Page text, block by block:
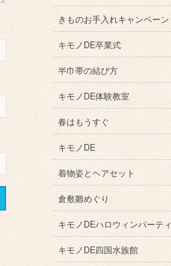
きものお手入れキャンペーン
キモノDE卒業式
半巾帯の結び方
キモノDE体験教室
春はもうすぐ
キモノDE
着物姿とヘアセット
倉敷雛めぐり
キモノDEハロウィンパーティ
キモノDE四国水族館